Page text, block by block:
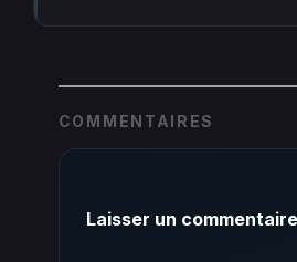
COMMENTAIRES
Laisser un commentaire